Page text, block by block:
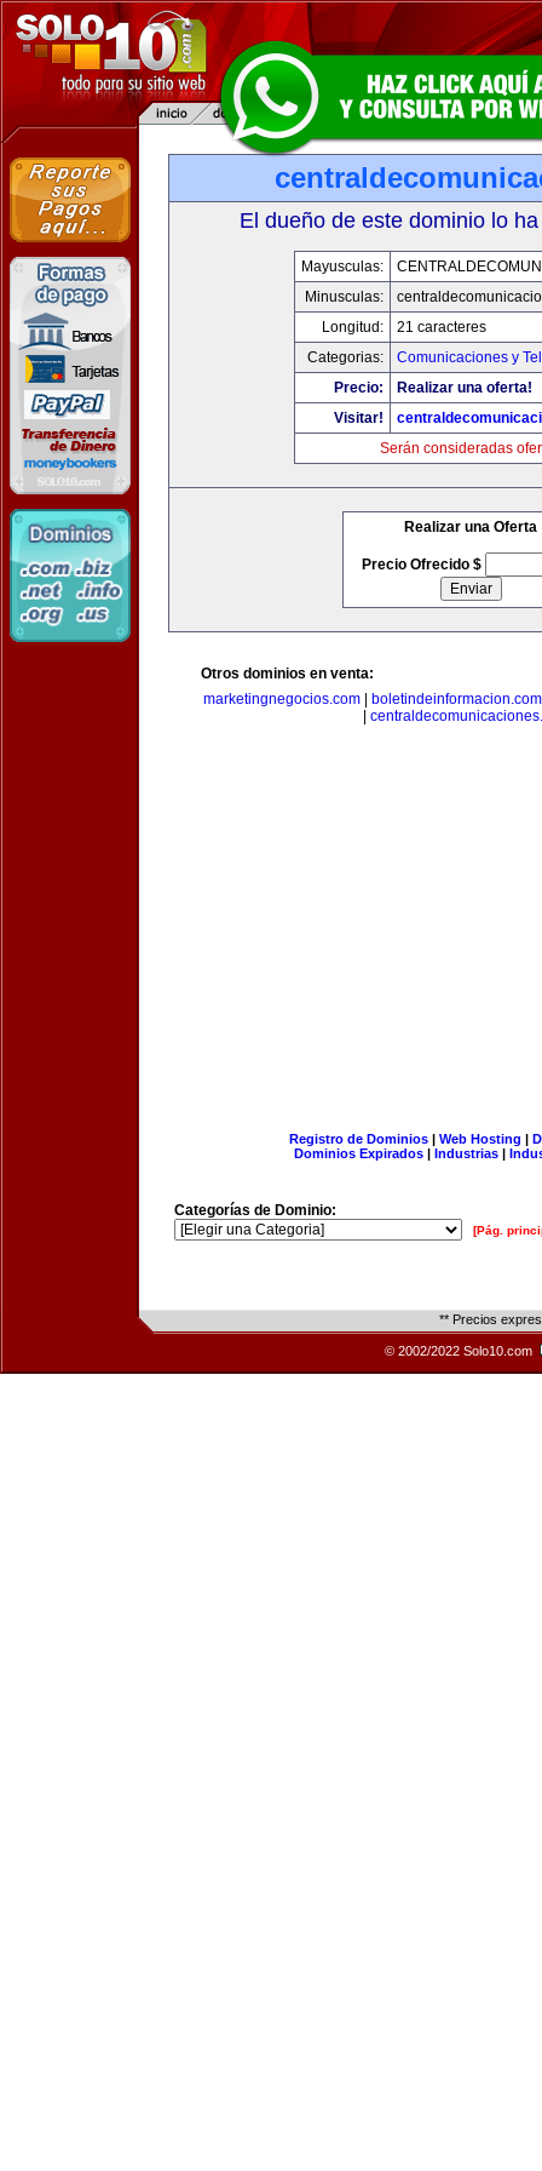
El dueño de este dominio lo
Mayusculas:
Minusculas:
Longitud:
21 caracteres
Categorias:
Comunicaciones y
Precio:
Realizar una oferta!
Visitar!
Serán consideradas
Realizar una Oferta
Precio Ofrecido $
Otros dominios en venta:
marketingnegocios.com
boletindeinformacion.com
Registro de Dominios| Web Hosting |
Dominios Expirados | Industrias |
Categorías de Dominio:
[Pág.
** Precios
© 2002/2022 Solo10.com